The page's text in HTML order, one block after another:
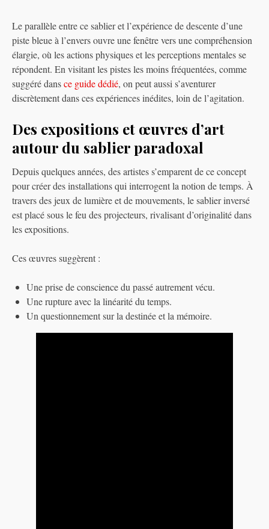
Le parallèle entre ce sablier et l’expérience de descente d’une
piste bleue à l’envers ouvre une fenêtre vers une compréhension
élargie, où les actions physiques et les perceptions mentales se
répondent. En visitant les pistes les moins fréquentées, comme
suggéré dansce guide dédié, on peut aussi s’aventurer
discrètement dans ces expériences inédites, loin de l’agitation.
Des expositions et œuvres d’art
autour du sablier paradoxal
Depuis quelques années, des artistes s’emparent de ce concept
pour créer des installations qui interrogent la notion de temps. À
travers des jeux de lumière et de mouvements, le sablier inversé
est placé sous le feu des projecteurs, rivalisant d’originalité dans
les expositions.
Ces œuvres suggèrent :
Une prise de conscience du passé autrement vécu.
Une rupture avec la linéarité du temps.
Un questionnement sur la destinée et la mémoire.